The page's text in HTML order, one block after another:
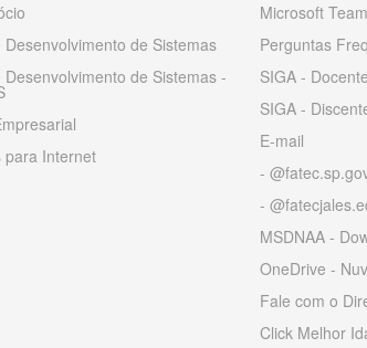
Desenvolvimento de Sistemas
Desenvolvimento de Sistemas -
para Internet
Microsoft
Perguntas
SIGA - Docente
SIGA -
E-mail
-
-
MSDNAA -
OneDrive -
Fale com o
Click Melhor